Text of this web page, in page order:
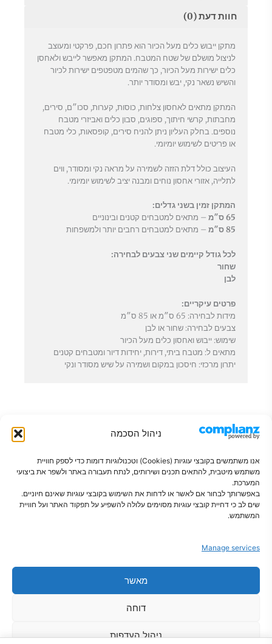
ניהול הסכמה
אנו משתמשים בקובצי עוגיות (Cookies) וטכנולוגיות דומות כדי לספק חוויית
משתמש מיטבית, להתאים תכנים ושירותים, לנתח תעבורה באתר ולשפר את ביצועי
המערכת.
באפשרותך לבחור אם לאשר או לדחות את השימוש בקובצי עוגיות שאינם חיוניים.
שים לב כי דחיית קובצי עוגיות מסוימים עלולה להשפיע על תפקוד האתר ועל חוויית
המשתמש.
Manage services
מאשר
דוחה
ניהול העדפות
חוות דעת (0)
מתקן ייבוש כלים מעל הכיור הוא פתרון חכם, פרקטי ומעוצב
לניצול מושלם של שטח המטבח. המתקן מאפשר לייבש ולאחסן
כלים ישירות מעל הכיור, כך שהמים מטפטפים ישירות לכיור
והשיש נשאר נקי, יבש ומסודר יותר.
המתקן מתאים לאחסון צלחות, כוסות, קערות, סכו״ם, סירים,
מחבתות, קרשי חיתוך, ספוגים, סבון כלים ואביזרי מטבח
נוספים. בחלק העליון ניתן להניח סירים, קופסאות, כלי מטבח
או פריטים לשימוש יומיומי.
העיצוב כולל דלת הזזה לשמירה על מראה נקי ומסודר, ווים
לתלייה, אזורי אחסון נוחים ומבנה יציב לשימוש יומיומי.
המתקן זמין בשני גדלים:
65 ס״מ
– מתאים למטבחים קטנים ובינוניים
85 ס״מ
– מתאים למטבחים רחבים יותר ולמשפחות
לכל גודל קיימים שני צבעים לבחירה:
שחור
לבן
פרטים עיקריים:
מידות לבחירה: 65 ס״מ או 85 ס״מ
צבעים לבחירה: שחור או לבן
שימוש: ייבוש ואחסון כלים מעל הכיור
מתאים ל: מטבח ביתי, דירות, יחידות דיור ומטבחים קטנים
יתרון מרכזי: חיסכון במקום ושמירה על שיש מסודר ונקי
פתרונות חכמים לבית מסודר
מדיניות קוקיז